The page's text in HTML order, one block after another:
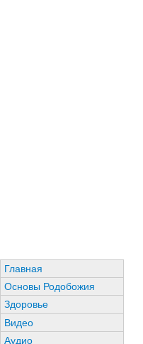
Главная
Основы Родобожия
Здоровье
Видео
Аудио